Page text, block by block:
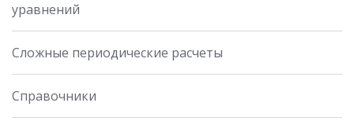
уравнений
Сложные периодические расчеты
Справочники